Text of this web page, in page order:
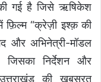
की गई है जिसे ऋषिकेश
फ़िल्म “क्रेज़ी इश्क़ की
और अभिनेत्री-मॉडल
जिसका निर्देशन और
की खूबसूरत